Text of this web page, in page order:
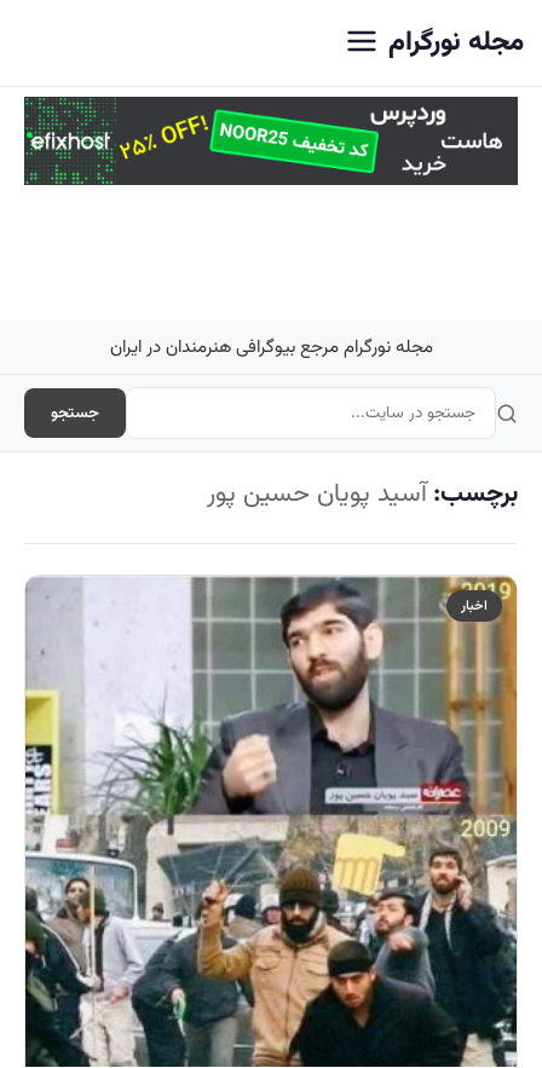
مجله نورگرام
مجله نورگرام مرجع بیوگرافی هنرمندان در ایران
جستجو
برچسب:آسید پویان حسین پور
اخبار